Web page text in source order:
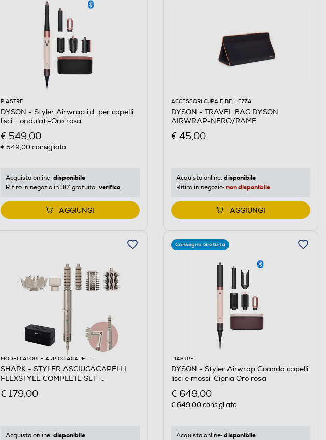
PIASTRE
DYSON - Styler Airwrap i.d. per capelli
lisci + ondulati-Oro rosa
€ 549,00
€ 549,00consigliato
Acquisto online: disponibile
Ritiro in negozio in 30' gratuito: verifica
AGGIUNGI
ACCESSORI CURA E BELLEZZA
DYSON - TRAVEL BAG DYSON
AIRWRAP-NERO/RAME
€ 45,00
Acquisto online: disponibile
Ritiro in negozio: non disponibile
AGGIUNGI
MODELLATORI E ARRICCIACAPELLI
SHARK - STYLER ASCIUGACAPELLI
FLEXSTYLE COMPLETE SET-
€ 179,00
Acquisto online: disponibile
Consegna Gratuita
PIASTRE
DYSON - Styler Airwrap Coanda capelli
lisci e mossi-Cipria Oro rosa
€ 649,00
€ 649,00consigliato
Acquisto online: disponibile